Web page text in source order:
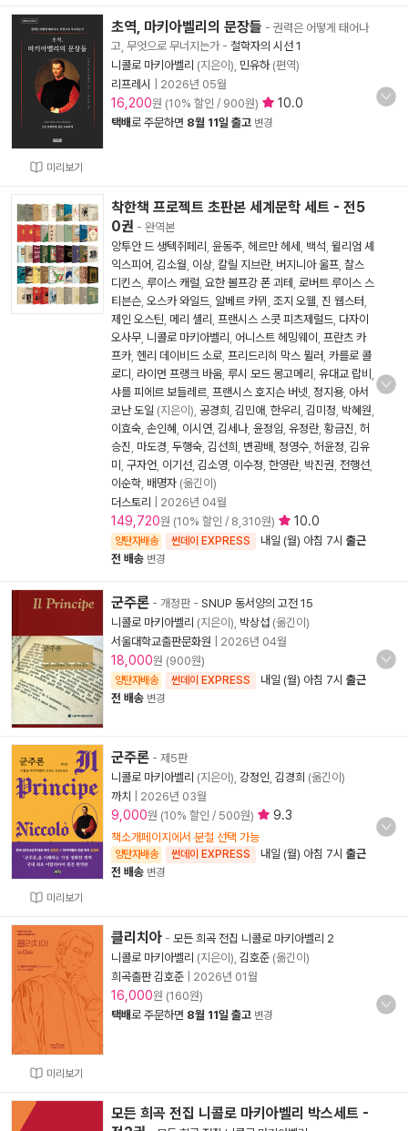
미리보기
초역, 마키아벨리의 문장들 - 권력은 어떻게 태어나
고, 무엇으로 무너지는가- 철학자의 시선 1
니콜로 마키아벨리 (지은이), 민유하(편역)
리프레시
2026년 05월
16,200원 (10% 할인 / 900원) 10.0
택배로 주문하면 8월 11일 출고 변경
착한책 프로젝트 초판본 세계문학 세트 - 전5
0권 - 완역본
앙투안 드 생텍쥐페리 윤동주 헤르만 헤세 백석 윌리엄 셰
익스피어 김소월 이상 칼릴 지브란, 버지니아 울프 찰스
디킨스 루이스 캐럴 요한 볼프강 폰 괴테
로버트 루이스 스
티븐슨 오스카 와일드 알베르 카뮈 조지 오웰 진 웹스터
제인 오스틴 메리 셸리 프랜시스 스콧 피츠제럴드 다자이
오사무 니콜로 마키아벨리 어니스트 헤밍웨이
프란츠 카
프카, 헨리 데이비드 소로 프리드리히 막스 뮐러 카를로 콜
로디
라이먼 프랭크 바움 루시 모드 몽고메리 유대교 랍비
샤를 피에르 보들레르 프랜시스 호지슨 버넷 정지용, 아서
코난 도일 (지은이), 공경희 김민애 한우리 김미정 박혜원
이효숙 손인혜 이시연 김세나, 윤정임 유정란, 황금진 허
승진 마도경 두행숙 김선희 변광배 정영수 허윤정 김유
미
구자언 이기선 김소영 이수정 한영란, 박진권 전행선
이순학 배명자 (옮긴이)
더스토리
2026년 04월
149,720원 (10% 할인 / 8,310원) 10.0
양탄자배송 썬데이 EXPRESS 내일 (월) 아침 7시 출근
전 배송 변경
군주론 - 개정판- SNUP 동서양의 고전 15
니콜로 마키아벨리 (지은이), 박상섭 (옮긴이)
서울대학교출판문화원
2026년 04월
18,000원 (900원)
양탄자배송 썬데이 EXPRESS 내일 (월) 아침 7시 출근
전 배송 변경
미리보기
군주론 - 제5판
니콜로 마키아벨리 (지은이), 강정인 김경희 (옮긴이)
까치
2026년 03월
9,000원 (10% 할인 / 500원) 9.3
책소개페이지에서 분철 선택 가능
양탄자배송 썬데이 EXPRESS 내일 (월) 아침 7시 출근
전 배송 변경
미리보기
클리치아 - 모든 희곡 전집 니콜로 마키아벨리 2
니콜로 마키아벨리 (지은이), 김호준 (옮긴이)
희곡출판 김호준
2026년 01월
16,000원 (160원)
택배로 주문하면 8월 11일 출고 변경
모든 희곡 전집 니콜로 마키아벨리 박스세트 -